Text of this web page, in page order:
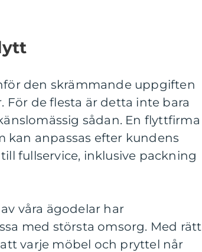
den skrämmande uppgiften
de flesta är detta inte bara
sådan. En flyttfirma
kan anpassas efter kundens
fullservice, inklusive packning
våra ägodelar har
med största omsorg. Med rätt
varje möbel och pryttel når